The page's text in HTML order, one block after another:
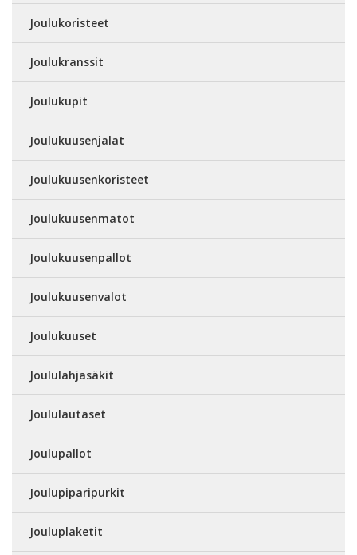
Joulukoristeet
Joulukranssit
Joulukupit
Joulukuusenjalat
Joulukuusenkoristeet
Joulukuusenmatot
Joulukuusenpallot
Joulukuusenvalot
Joulukuuset
Joululahjasäkit
Joululautaset
Joulupallot
Joulupiparipurkit
Jouluplaketit